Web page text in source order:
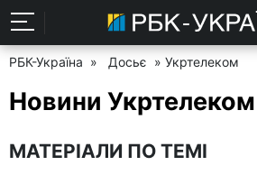
РБК-Україна » Досьє » Укртелеком
Новини Укртелеком
МАТЕРІАЛИ ПО ТЕМІ